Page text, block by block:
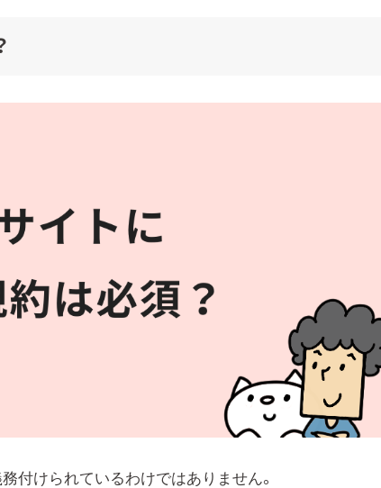
付けられているわけではありません。